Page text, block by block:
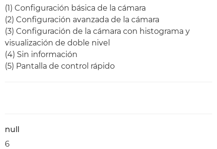
(1) Configuración básica de la cámara
(2) Configuración avanzada de la cámara
(3) Configuración de la cámara con histograma y
visualización de doble nivel
(4) Sin información
(5) Pantalla de control rápido
null
6